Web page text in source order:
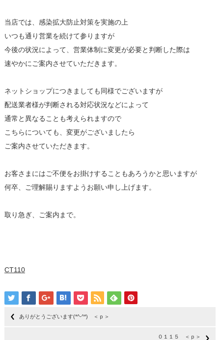
当店では、感染拡大防止対策を実施の上
いつも通り営業を続けて参りますが
今後の状況によって、営業体制に変更が必要と判断した際は
速やかにご案内させていただきます。
ネットショップにつきましても同様でございますが
配送業者様が判断される対応状況などによって
通常と異なることも考えられますので
こちらについても、変更がございましたら
ご案内させていただきます。
お客さまにはご不便をお掛けすることもあろうかと思いますが
何卒、ご理解賜りますようお願い申し上げます。
取り急ぎ、ご案内まで。
CT110
ありがとうございます(*^-^*) ＜ｐ＞
０１１５ ＜ｐ＞